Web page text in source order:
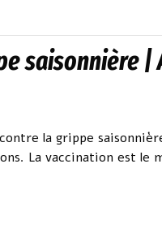
saisonnière |
la grippe
La vaccination est le